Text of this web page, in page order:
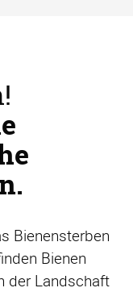
Bienensterben
Bienen
der Landschaft